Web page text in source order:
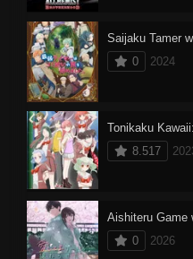
0
2024
Tonikaku
8.517
Aishiteru Game
0
2026